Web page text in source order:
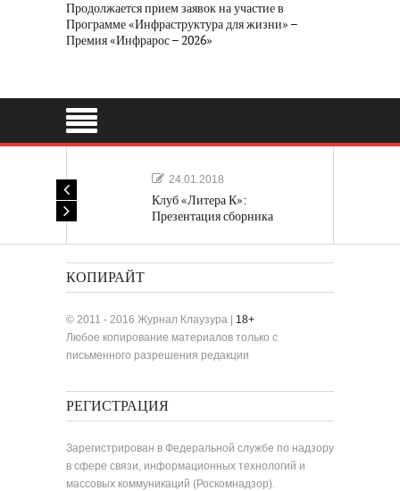
Продолжается прием заявок на участие в
Программе «Инфраструктура для жизни» –
Премия «Инфрарос – 2026»
24.01.2018
Клуб «Литера К»:
Презентация сборника
КОПИРАЙТ
© 2011 - 2016 Журнал Клаузура | 18+
Любое копирование материалов только с
письменного разрешения редакции
РЕГИСТРАЦИЯ
Зарегистрирован в Федеральной службе по надзору
в сфере связи, информационных технологий и
массовых коммуникаций (Роскомнадзор).